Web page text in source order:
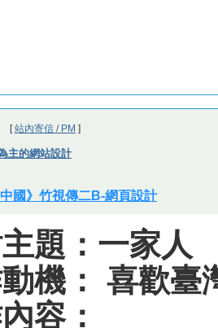
[站內寄信 / PM ]
主的網站設計
國》竹視傳二B-網頁設計
題：一家人
機： 喜歡臺
容：